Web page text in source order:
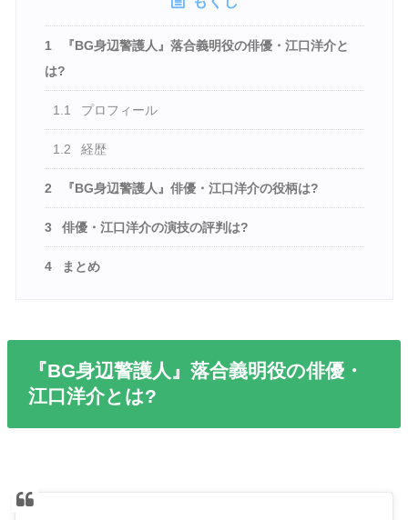
1
『BG身辺警護人』落合義明役の俳優・江口洋介と
は?
1.1 プロフィール
1.2 経歴
2 『BG身辺警護人』俳優・江口洋介の役柄は?
3 俳優・江口洋介の演技の評判は?
4 まとめ
『BG身辺警護人』落合義明役の俳優・
江口洋介とは?